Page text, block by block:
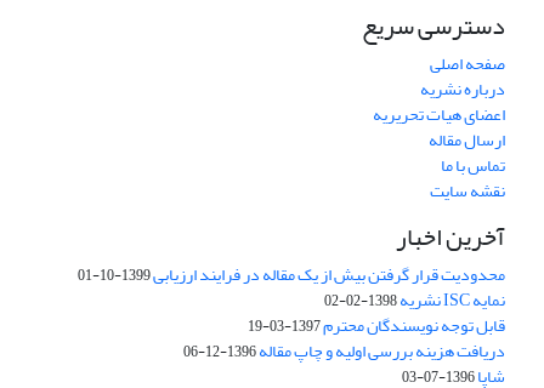
دسترسی سریع
صفحه اصلی
درباره نشریه
اعضای هیات تحریریه
ارسال مقاله
تماس با ما
نقشه سایت
آخرین اخبار
محدودیت قرار گرفتن بیش از یک مقاله در فرایند ارزیابی1399-10-01
نمایه ISC نشریه 1398-02-02
قابل توجه نویسندگان محترم1397-03-19
دریافت هزینه بررسی اولیه و چاپ مقاله1396-12-06
شاپا1396-07-03